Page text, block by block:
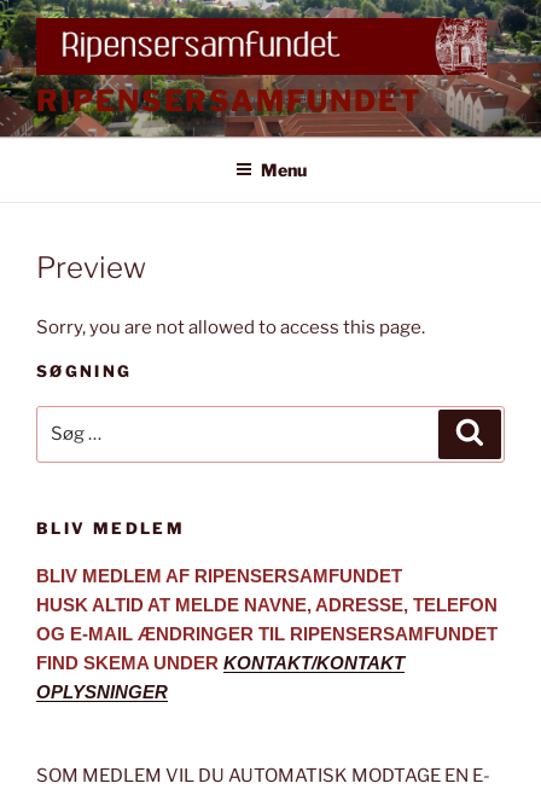
Videre
til
indhold
RIPENSERSAMFUNDET
Menu
Preview
Sorry, you are not allowed to access this page.
SØGNING
efter:
BLIV MEDLEM
BLIV MEDLEM AF RIPENSERSAMFUNDET
HUSK ALTID AT MELDE NAVNE, ADRESSE, TELEFON
OG E-MAIL ÆNDRINGER TIL RIPENSERSAMFUNDET
FIND SKEMA UNDER KONTAKT/KONTAKT
OPLYSNINGER
SOM MEDLEM VIL DU AUTOMATISK MODTAGE EN E-